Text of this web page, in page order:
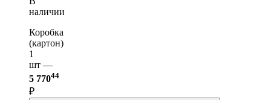
наличии
Коробка
(картон)
1
шт —
5 77044
₽